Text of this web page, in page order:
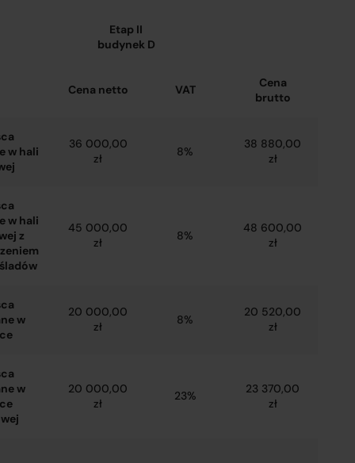
Etap II
budynek D
Cena netto VAT
Cena
brutto
w hali
36 000,00
zł
8%
38 880,00
zł
w hali
z
45 000,00
zł
8%
48 600,00
zł
w
20 000,00
zł
8%
20 520,00
zł
w
20 000,00
zł
23%
23 370,00
zł